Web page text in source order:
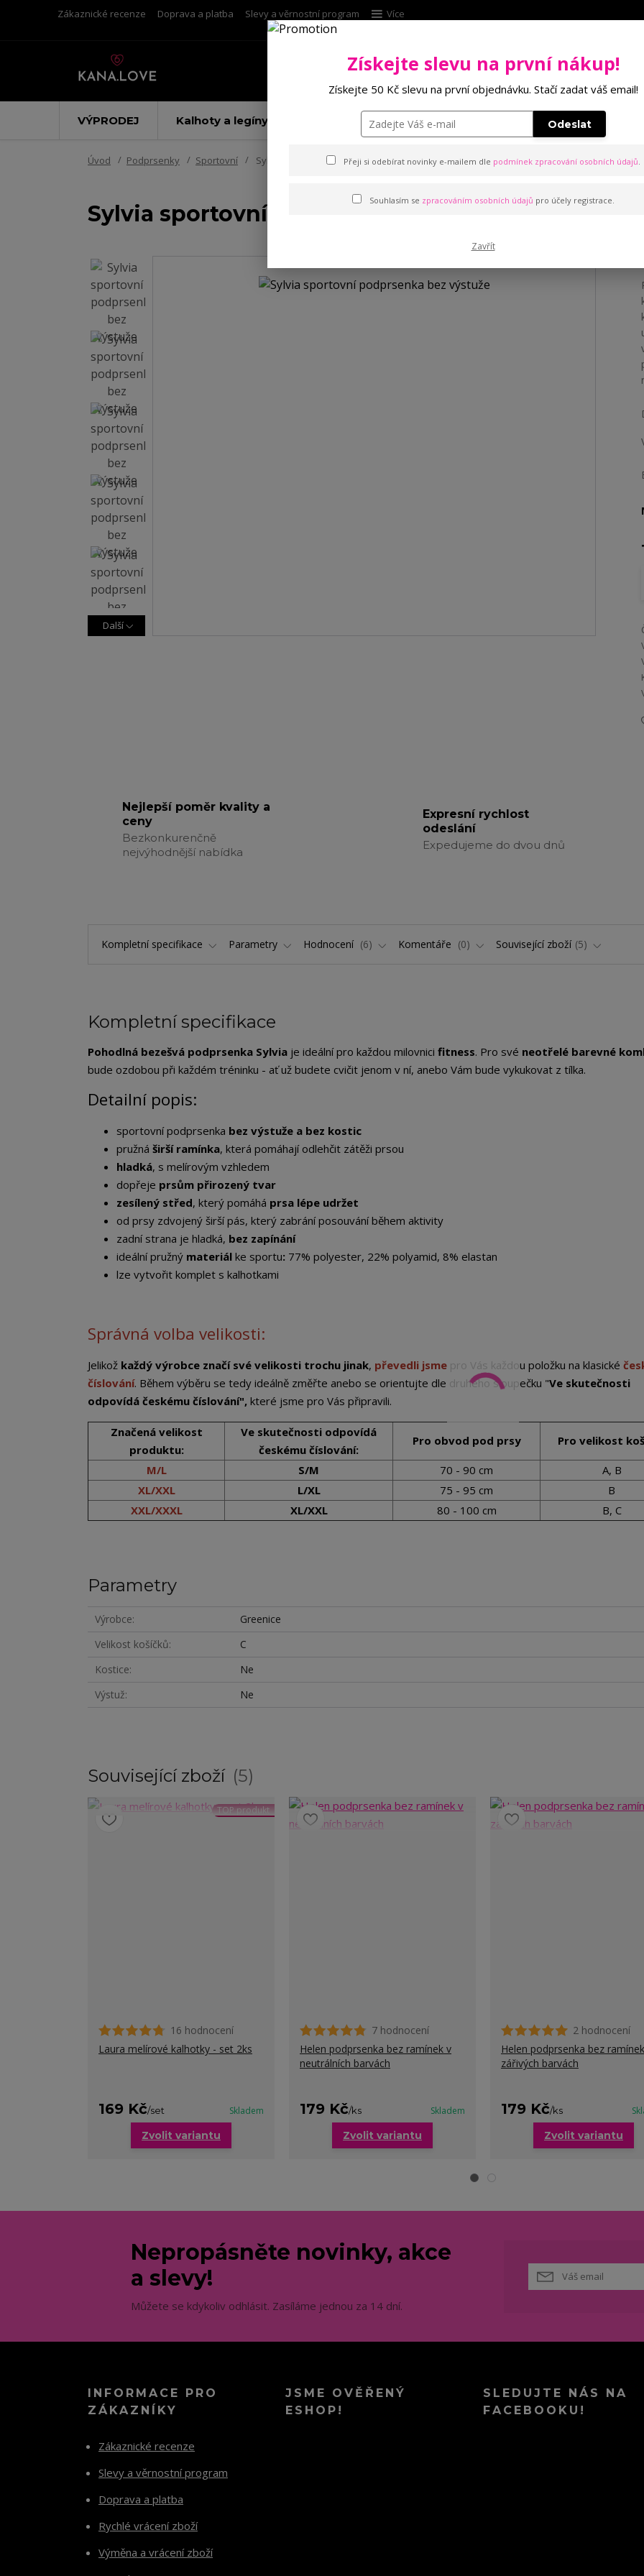
Zákaznické recenze Doprava a platba Slevy a věrnostní program Více
VÝPRODEJ Kalhoty a legíny Punčochové zboží
Úvod Podprsenky Sportovní Sylvia sportovní podprsenka bez výstuže
Sylvia sportovní podprsenka bez výstuže
Další
Nejlepší poměr kvality a
ceny
Bezkonkurenčně
nejvýhodnější nabídka
Expresní rychlost
odeslání
Expedujeme do dvou dnů
Kompletní specifikace Parametry Hodnocení 6 Komentáře 0 Související zboží 5
Kompletní specifikace
Pohodlná bezešvá podprsenka Sylvia je ideální pro každou milovnici fitness. Pro své neotřelé barevné
bude ozdobou při každém tréninku - ať už budete cvičit jenom v ní, anebo Vám bude vykukovat z tílka.
Detailní popis:
sportovní podprsenka bez výstuže a bez kostic
pružná širší ramínka, která pomáhají odlehčit zátěži prsou
hladká, s melírovým vzhledem
dopřeje prsům přirozený tvar
zesílený střed, který pomáhá prsa lépe udržet
od prsy zdvojený širší pás, který zabrání posouvání během aktivity
zadní strana je hladká, bez zapínání
ideální pružný materiál ke sportu: 77% polyester, 22% polyamid, 8% elastan
lze vytvořit komplet s kalhotkami
Správná volba velikosti:
Jelikož každý výrobce značí své velikosti trochu jinak, převedli jsme pro Vás každou položku na klasické
číslování. Během výběru se tedy ideálně změřte anebo se orientujte dle druhého sloupečku "Ve skutečnosti
odpovídá českému číslování", které jsme pro Vás připravili.
Značená velikost
produktu:
Ve skutečnosti odpovídá
českému číslování:
Pro obvod pod prsy Pro velikost
M/L S/M 70 - 90 cm
A, B
XL/XXL
L/XL 75 - 95 cm
B
XXL/XXXL
XL/XXL 80 - 100 cm B, C
Parametry
Výrobce
Greenice
Velikost košíčků
C
Kostice
Ne
Výstuž
Ne
Související zboží 5
TOP produkt
16 hodnocení
Laura melírové kalhotky - set 2ks
169 Kč/set Skladem
Zvolit variantu
7 hodnocení
Helen podprsenka bez ramínek v
neutrálních barvách
179 Kč/ks Skladem
Zvolit variantu
2 hodnocení
Helen podprsenka bez
zářivých barvách
179 Kč/ks
Zvolit variantu
Nepropásněte novinky, akce
a slevy!
Můžete se kdykoliv odhlásit. Zasíláme jednou za 14 dní.
INFORMACE PRO
ZÁKAZNÍKY
Zákaznické recenze
Slevy a věrnostní program
Doprava a platba
Rychlé vrácení zboží
Výměna a vrácení zboží
JSME OVĚŘENÝ
ESHOP!
SLEDUJTE NÁS NA
FACEBOOKU!
Získejte slevu na první nákup!
Získejte 50 Kč slevu na první objednávku. Stačí zadat váš email!
Odeslat
Přeji si odebírat novinky e-mailem dle podmínek zpracování osobních údajů.
Souhlasím se zpracováním osobních údajů pro účely registrace.
Zavřít